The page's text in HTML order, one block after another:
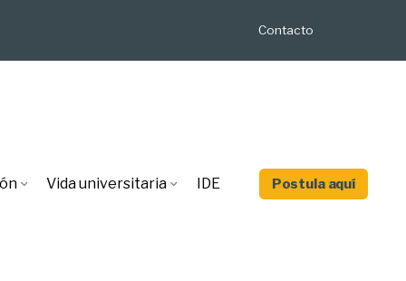
Contacto
Vida universitaria IDE Postula aquí